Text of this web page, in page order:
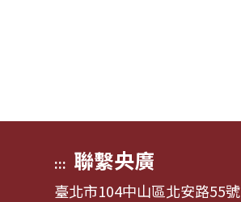
::: 聯繫央廣
臺北市104中山區北安路55號